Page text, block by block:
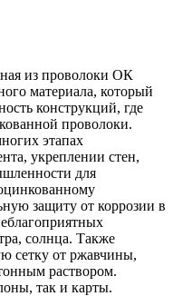
из проволоки ОК
материала, который
конструкций, где
проволоки.
этапах
укреплении стен,
для
защиту от коррозии в
солнца. Также
сетку от ржавчины,
раствором.
так и карты.